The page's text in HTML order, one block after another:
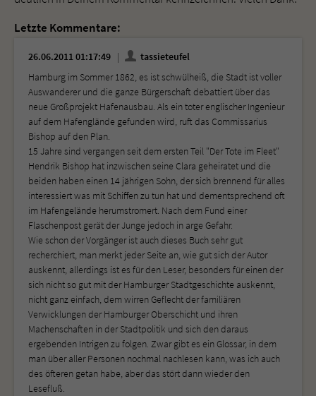
Letzte Kommentare:
26.06.2011 01:17:49
tassieteufel
Hamburg im Sommer 1862, es ist schwülheiß, die Stadt ist voller
Auswanderer und die ganze Bürgerschaft debattiert über das
neue Großprojekt Hafenausbau. Als ein toter englischer Ingenieur
auf dem Hafenglände gefunden wird, ruft das Commissarius
Bishop auf den Plan.
15 Jahre sind vergangen seit dem ersten Teil "Der Tote im Fleet"
Hendrik Bishop hat inzwischen seine Clara geheiratet und die
beiden haben einen 14 jährigen Sohn, der sich brennend für alles
interessiert was mit Schiffen zu tun hat und dementsprechend oft
im Hafengelände herumstromert. Nach dem Fund einer
Flaschenpost gerät der Junge jedoch in arge Gefahr.
Wie schon der Vorgänger ist auch dieses Buch sehr gut
recherchiert, man merkt jeder Seite an, wie gut sich der Autor
auskennt, allerdings ist es für den Leser, besonders für einen der
sich nicht so gut mit der Hamburger Stadtgeschichte auskennt,
nicht ganz einfach, dem wirren Geflecht der familiären
Verwicklungen der Hamburger Oberschicht und ihren
Machenschaften in der Stadtpolitik und sich den daraus
ergebenden Intrigen zu folgen. Zwar gibt es ein Glossar, in dem
man über aller Personen nochmal nachlesen kann, was ich auch
des öfteren getan habe, aber das stört dann wieder den
Lesefluß.